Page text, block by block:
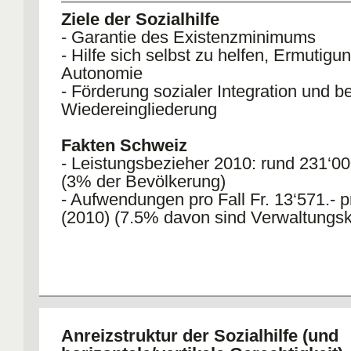
Ziele der Sozialhilfe
- Garantie des Existenzminimums
- Hilfe sich selbst zu helfen,
Autonomie
- Förderung sozialer Integration und
Wiedereingliederung
Fakten Schweiz
- Leistungsbezieher 2010: rund
(3% der Bevölkerung)
- Aufwendungen pro Fall Fr. 13‘571.-
(2010) (7.5% davon sind
Anreizstruktur der Sozialhilfe (und